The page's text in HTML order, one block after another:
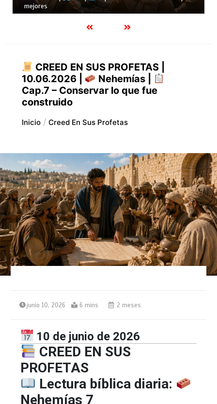
24.07.2026 |
Job | Cap.28 – La verdadera sabiduría
CREED EN SUS PROFETAS |
10.06.2026 |
Nehemías |
Cap.7 – Conservar lo que fue
construido
Inicio Creed En Sus Profetas
junio 10, 2026 6 mins 2 meses
10 de junio de 2026
CREED EN SUS
PROFETAS
Lectura bíblica diaria:
Nehemías 7